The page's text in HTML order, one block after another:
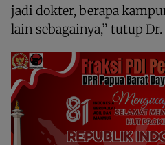
jadi dokter, berapa
lain sebagainya,” tutup